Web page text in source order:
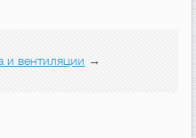
и вентиляции →